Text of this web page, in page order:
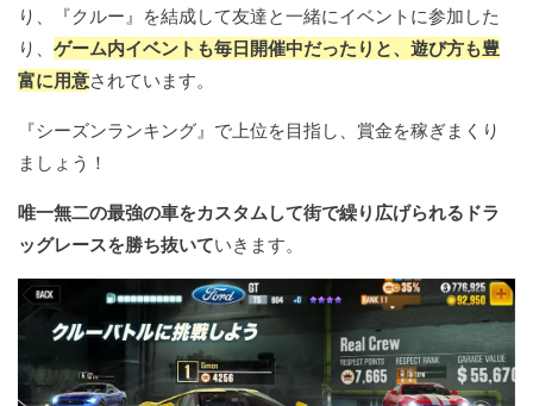
り、『クルー』を結成して友達と一緒にイベントに参加した
り、 ゲーム内イベントも毎日開催中だったりと、遊び方も豊
富に用意されています。
『シーズンランキング』で上位を目指し、賞金を稼ぎまくり
ましょう！
唯一無二の最強の車をカスタムして街で繰り広げられるドラ
ッグレースを勝ち抜いていきます。